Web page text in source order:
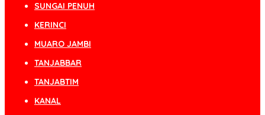
SUNGAI PENUH
KERINCI
MUARO JAMBI
TANJABBAR
TANJABTIM
KANAL